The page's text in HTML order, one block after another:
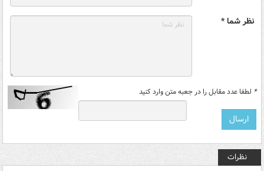
نظر شما *
* لطفا عدد مقابل را در جعبه متن وارد کنید
نظرات